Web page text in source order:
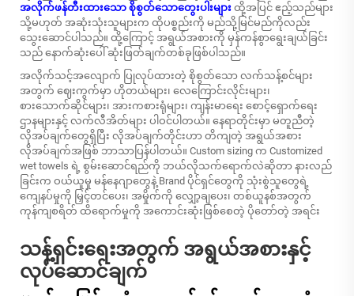
အလိုက်ဖန်တီးထားသော စိုစွတ်သောတွေးပါးများ ထို့အပြင် ဧည့်သည်များ
သို့မဟုတ် အဆုံးသုံးသူများက ထိုပစ္စည်းကို မည်သို့မြင်မည်ကိုလည်း
သွေးဆောင်ပါသည်။ ထို့ကြောင့် အရွယ်အစားကို မှန်ကန်စွာရွေးချယ်ခြင်း
သည် နောက်ဆုံးပေါ် ဆုံးဖြတ်ချက်တစ်ခုဖြစ်ပါသည်။
အလိုက်သင့်အလျောက် ပြုလုပ်ထားတဲ့ စိုစွတ်သော လက်သန့်စင်များ
အတွက် ဈေးကွက်မှာ ဟိုတယ်များ၊ လေကြောင်းလိုင်းများ၊
စားသောက်ဆိုင်များ၊ အားကစားရုံများ၊ ကျန်းမာရေး စောင့်ရှောက်ရေး
ဌာနများနှင့် လက်လီအိတ်များ ပါဝင်ပါတယ်။ နေရာတိုင်းမှာ မတူညီတဲ့
လိုအပ်ချက်တွေရှိပြီး လိုအပ်ချက်တိုင်းဟာ တိကျတဲ့ အရွယ်အစား
လိုအပ်ချက်အဖြစ် ဘာသာပြန်ပါတယ်။ Custom sizing က Customized
wet towels ရဲ့ စွမ်းဆောင်ရည်ကို ဘယ်လိုသက်ရောက်လဲဆိုတာ နားလည်
ခြင်းက ဝယ်ယူမှု မန်နေဂျာတွေနဲ့ Brand ပိုင်ရှင်တွေကို သုံးစွဲသူတွေရဲ့
ကျေနပ်မှုကို မြှင့်တင်ပေး၊ အမှိုက်ကို လျှော့ချပေး၊ တစ်ယူနစ်အတွက်
ကုန်ကျစရိတ် ထိရောက်မှုကို အကောင်းဆုံးဖြစ်စေတဲ့ ပိုတော်တဲ့ အရင်း
သန့်ရှင်းရေးအတွက် အရွယ်အစားနှင့်
လုပ်ဆောင်ချက်